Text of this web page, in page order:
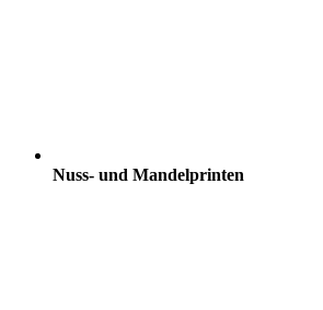
Nuss- und Mandelprinten